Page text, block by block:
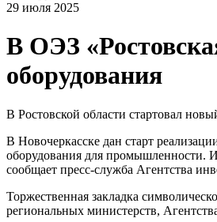
29 июля 2025
В ОЭЗ
оборудования
В Ростовской области стартовал
В Новочеркасске дан старт
оборудования для
сообщает пресс-служба Агентства
Торжественная закладка
региональных министерств,